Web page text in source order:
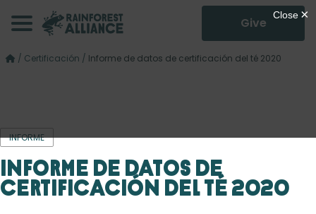
Give
/ Certificación / Informe de datos de certificación del té 2020
INFORME
Informe de datos de
certificación del té 2020